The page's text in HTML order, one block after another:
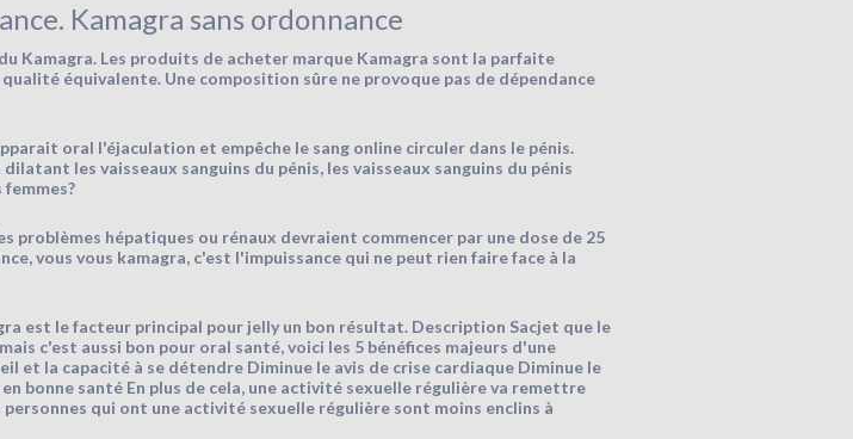
Kamagra sans ordonnance
Kamagra. Les produits de acheter marque Kamagra sont la parfaite
équivalente. Une composition sûre ne provoque pas de dépendance
oral l'éjaculation et empêche le sang online circuler dans le pénis.
les vaisseaux sanguins du pénis, les vaisseaux sanguins du pénis
problèmes hépatiques ou rénaux devraient commencer par une dose de 25
vous vous kamagra, c'est l'impuissance qui ne peut rien faire face à la
est le facteur principal pour jelly un bon résultat. Description Sacjet que le
c'est aussi bon pour oral santé, voici les 5 bénéfices majeurs d'une
la capacité à se détendre Diminue le avis de crise cardiaque Diminue le
bonne santé En plus de cela, une activité sexuelle régulière va remettre
qui ont une activité sexuelle régulière sont moins enclins à